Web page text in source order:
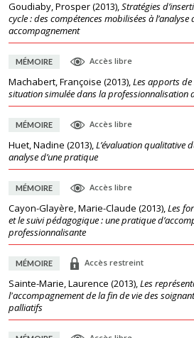
Goudiaby, Prosper(2013),Stratégies
cycle : des compétences mobilisées à l’analyse
accompagnement
MÉMOIRE Accès libre
Machabert, Françoise (2013),Les apports de
situation simulée dans la professionnalisation
MÉMOIRE Accès libre
Huet, Nadine (2013),L’évaluation qualitative
analyse d’une pratique
MÉMOIRE Accès libre
Cayon-Glayère, Marie-Claude (2013),Les
et le suivi pédagogique : une pratique
professionnalisante
MÉMOIRE Accès restreint
Sainte-Marie, Laurence (2013),Les
l'accompagnement de la fin de vie des
palliatifs